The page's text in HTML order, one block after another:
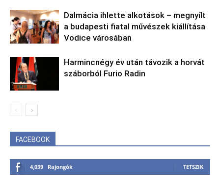
Dalmácia ihlette alkotások – megnyílt
a budapesti fiatal művészek kiállítása
Vodice városában
Harmincnégy év után távozik a horvát
száborból Furio Radin
FACEBOOK
4,039 Rajongók TETSZIK